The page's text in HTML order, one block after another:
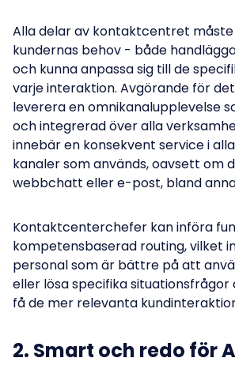
Alla delar av kontaktcentret
kundernas behov - både
och kunna anpassa sig till de
varje interaktion. Avgörande för
leverera en omnikanalupplevelse
och integrerad över alla
innebär en konsekvent service i
kanaler som används, oavsett om
webbchatt eller e-post, bland
Kontaktcenterchefer kan införa
kompetensbaserad routing, vilket
personal som är bättre på att
eller lösa specifika
få de mer relevanta
2. Smart och redo för